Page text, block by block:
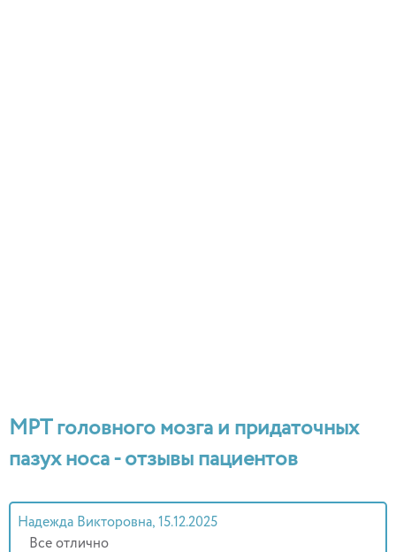
МРТ головного мозга и придаточных
пазух носа - отзывы пациентов
Надежда Викторовна, 15.12.2025
Все отлично